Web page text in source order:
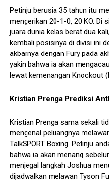
Petinju berusia 35 tahun itu
mengerikan 20-1-0, 20 KO. Di
juara dunia kelas berat dua
kembali posisinya di divisi ini
akbarnya dengan Fury pada
yakin bahwa ia akan
lewat kemenangan Knockout
Kristian Prenga Prediksi
Kristian Prenga sama sekali
mengenai peluangnya
TalkSPORT Boxing. Petinju
bahwa ia akan menang
menjegal langkah Joshua
dijadwalkan melawan Tyson